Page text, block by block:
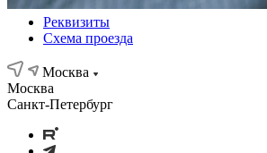
Реквизиты
Схема проезда
Москва
Москва
Санкт-Петербург